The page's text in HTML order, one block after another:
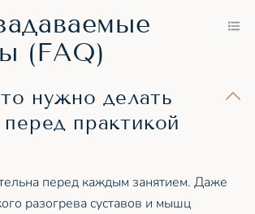
(FAQ)
нужно делать
перед практикой
перед каждым занятием. Даже
разогрева суставов и мышц